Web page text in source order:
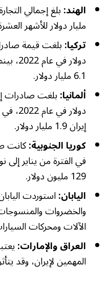
الهند:
مليار دولار للأشهر العشرة
تركيا:
دولار
6.1 مليار دولار.
ألمانيا:
إيران 1.9 مليار دولار.
كوريا الجنوبية:كانت
129 مليون دولار.
اليابان:استوردت
والخضروات
الآلات ومحركات
العراق والإمارات:
المهمين لإيران، وقد